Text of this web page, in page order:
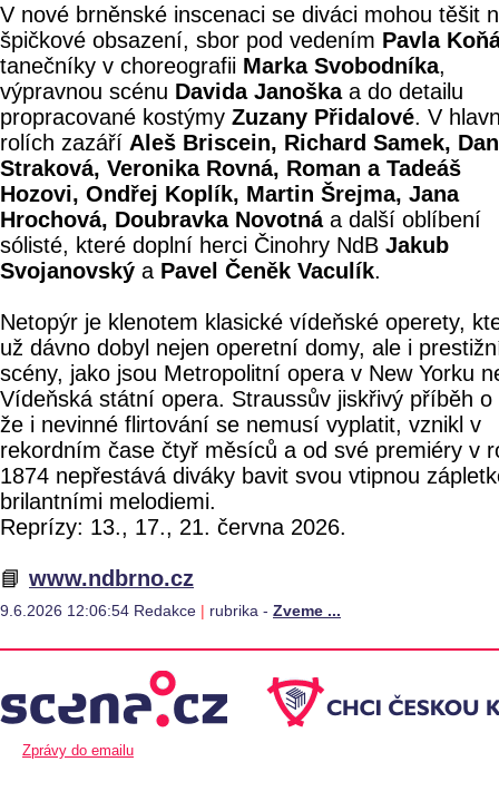
V nové brněnské inscenaci se diváci mohou těšit
špičkové obsazení, sbor pod vedením Pavla
tanečníky v choreografii Marka Svobodníka,
výpravnou scénu Davida Janoškaa do detailu
propracované kostýmy Zuzany Přidalové. V
rolích zazáří Aleš Briscein, Richard Samek,
Straková, Veronika Rovná, Roman a Tadeáš
Hozovi, Ondřej Koplík, Martin Šrejma, Jana
Hrochová, Doubravka Novotnáa další oblíbení
sólisté, které doplní herci Činohry NdB Jakub
Svojanovský a Pavel Čeněk Vaculík.
Netopýr je klenotem klasické vídeňské operety,
už dávno dobyl nejen operetní domy, ale i
scény, jako jsou Metropolitní opera v New Yorku
Vídeňská státní opera. Straussův jiskřivý příběh o
že i nevinné flirtování se nemusí vyplatit, vznikl v
rekordním čase čtyř měsíců a od své premiéry v
1874 nepřestává diváky bavit svou vtipnou
brilantními melodiemi.
Reprízy: 13., 17., 21. června 2026.
📘 www.ndbrno.cz
9.6.2026 12:06:54 Redakce | rubrika - Zveme ...
Zprávy do emailu